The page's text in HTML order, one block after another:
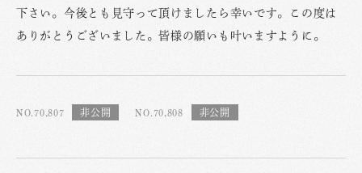
下さい。今後とも見守って頂けましたら幸いです。この度は
ありがとうございました。皆様の願いも叶いますように。
NO.70,807 NO.70,808